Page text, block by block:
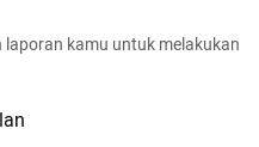
kamu untuk melakukan